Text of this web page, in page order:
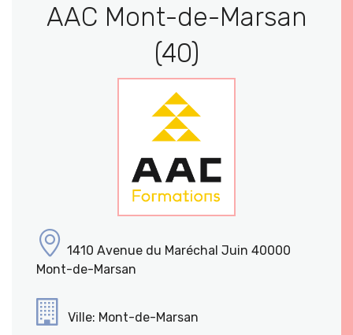
AAC Mont-de-Marsan
(40)
1410 Avenue du Maréchal Juin 40000
Mont-de-Marsan
Ville: Mont-de-Marsan